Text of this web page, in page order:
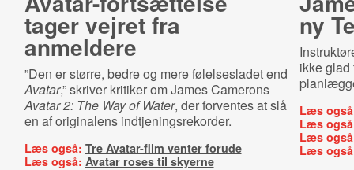
tager vejret fra
anmeldere
”Den er større, bedre og mere følelsesladet end
Avatar,” skriver kritiker om James Camerons
Avatar 2: The Way of Water, der forventes at slå
en af originalens indtjeningsrekorder.
Læs også: Tre Avatar-film venter forude
Læs også: Avatar roses til skyerne
ny
ikke glad
Læs
Læs
Læs
Læs